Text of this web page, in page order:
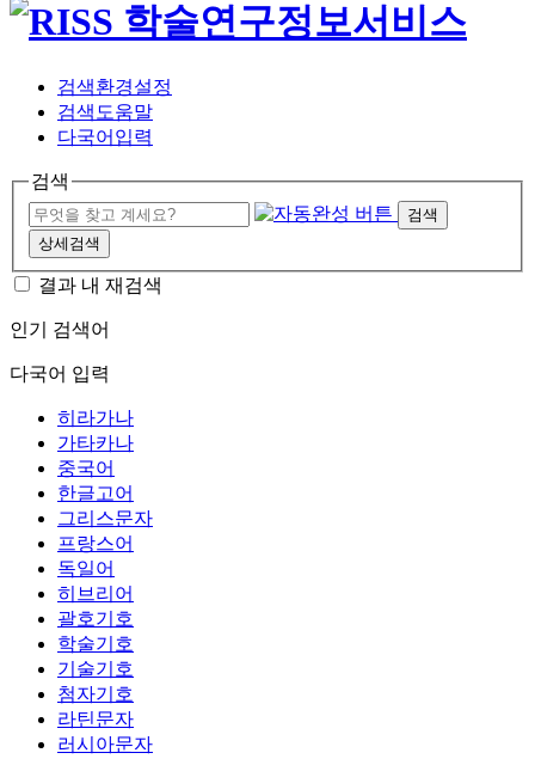
검색환경설정
검색도움말
다국어입력
검색
검색
상세검색
결과 내 재검색
인기 검색어
다국어 입력
히라가나
가타카나
중국어
한글고어
그리스문자
프랑스어
독일어
히브리어
괄호기호
학술기호
기술기호
첨자기호
라틴문자
러시아문자